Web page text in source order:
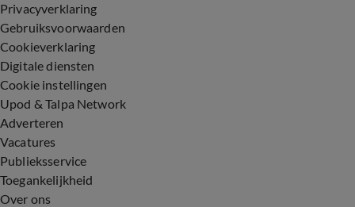
Privacyverklaring
Gebruiksvoorwaarden
Cookieverklaring
Digitale diensten
Cookie instellingen
Upod & Talpa Network
Adverteren
Vacatures
Publieksservice
Toegankelijkheid
Over ons